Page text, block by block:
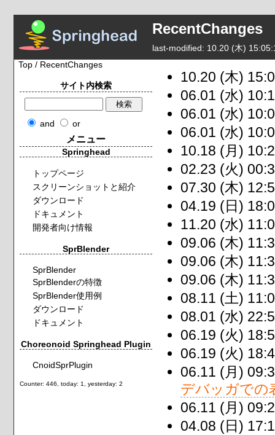
RecentChanges
last-modified: 10.20 (木)
Top / RecentChanges
10.20 (木)
06.01 (水)
06.01 (水)
06.01 (水)
10.18 (月)
02.23 (火)
07.30 (木)
04.19 (日)
11.20 (水)
09.06 (木)
09.06 (木)
09.06 (木)
08.11 (土)
08.01 (水)
06.19 (火)
06.19 (火)
06.11 (月)
デバッガでの
06.11 (月)
04.08 (日)
サイト内検索
and or
メニュー
Springhead
トップページ
スクリーンショットと紹介
ダウンロード
ドキュメント
開発者向け情報
SprBlender
SprBlender
SprBlenderの特徴
SprBlender使用例
ダウンロード
ドキュメント
Choreonoid Springhead Plugin
CnoidSprPlugin
Counter: 446, today: 1, yesterday: 2